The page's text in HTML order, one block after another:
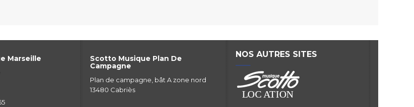
Marseille
Scotto Musique Plan De
Campagne
Plan de campagne, bât A zone nord
13480 Cabriès
NOS AUTRES SITES